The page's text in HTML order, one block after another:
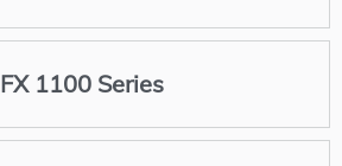
FX 1100 Series